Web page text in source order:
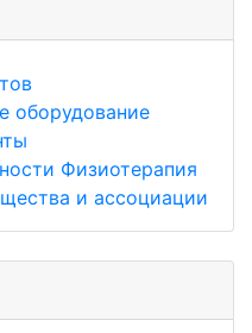
оборудование
Физиотерапия
и ассоциации